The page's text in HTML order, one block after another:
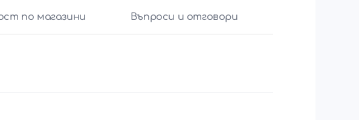
по магазини Въпроси и отговори